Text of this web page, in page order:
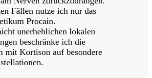
Fällen nutze ich nur das
Procain.
unerheblichen lokalen
beschränke ich die
mit Kortison auf besondere